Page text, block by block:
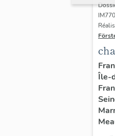
à
Île-